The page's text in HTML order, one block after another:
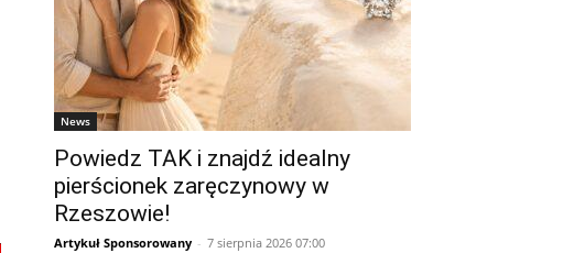
News
Powiedz TAK i znajdź idealny
pierścionek zaręczynowy w
Rzeszowie!
Artykuł Sponsorowany - 7 sierpnia 2026 07:00